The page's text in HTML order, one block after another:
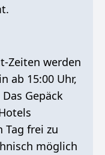
Zeiten werden
ab 15:00 Uhr,
Gepäck
Tag frei zu
möglich